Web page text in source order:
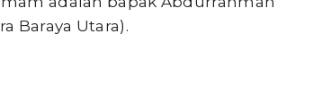
Baraya Utara).